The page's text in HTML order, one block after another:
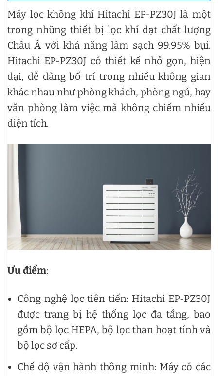
Máy lọc không khí Hitachi EP-PZ30J là một
trong những thiết bị lọc khí đạt chất lượng
Châu Á với khả năng làm sạch 99.95% bụi.
Hitachi EP-PZ30J có thiết kế nhỏ gọn, hiện
đại, dễ dàng bố trí trong nhiều không gian
khác nhau như phòng khách, phòng ngủ, hay
văn phòng làm việc mà không chiếm nhiều
diện tích.
Ưu điểm:
Công nghệ lọc tiên tiến: Hitachi EP-PZ30J
được trang bị hệ thống lọc đa tầng, bao
gồm bộ lọc HEPA, bộ lọc than hoạt tính và
bộ lọc sơ cấp.
Chế độ vận hành thông minh: Máy có các